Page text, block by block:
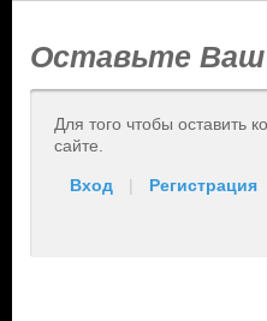
Оставьте
Для того чтобы оставить
сайте.
Вход | Регистрация